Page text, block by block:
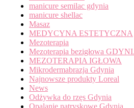
manicure semilac gdynia
manicure shellac
Masaz
MEDYCYNA ESTETYCZNA
Mezoterapia
Mezoterapia bezigłowa
MEZOTERAPIA IGŁOWA
Mikrodermabrazja Gdynia
Najnowsze produkty Loreal
News
Odżywka do rzęs Gdynia
Opalanie natryskowe Gdynia